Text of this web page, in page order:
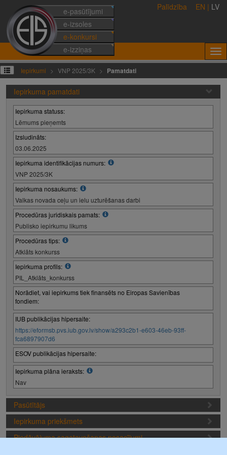
e-pasūtījumi
e-izsoles
e-konkursi
e-izziņas
Palīdzība EN | LV
Iepirkumi VNP 2025/3K Pamatdati
Iepirkuma pamatdati
Iepirkuma statuss:
Lēmums pieņemts
Izsludināts:
03.06.2025
Iepirkuma identifikācijas numurs:
VNP 2025/3K
Iepirkuma nosaukums:
Valkas novada ceļu un ielu uzturēšanas darbi
Procedūras juridiskais pamats:
Publisko iepirkumu likums
Procedūras tips:
Atklāts konkurss
Iepirkuma profils:
PIL_Atklāts_konkurss
Norādiet, vai iepirkums tiek finansēts no Eiropas Savienības
fondiem:
IUB publikācijas hipersaite:
https://eformsb.pvs.iub.gov.lv/show/a293c2b1-e603-46eb-93ff-
fca6897907d6
ESOV publikācijas hipersaite:
Iepirkuma plāna ieraksts:
Nav
Pasūtītājs
Iepirkuma priekšmets
Piedāvājuma sagatavošanas nosacījumi